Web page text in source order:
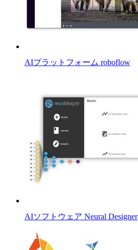
AIプラットフォーム roboflow
AIソフトウェア Neural Designer